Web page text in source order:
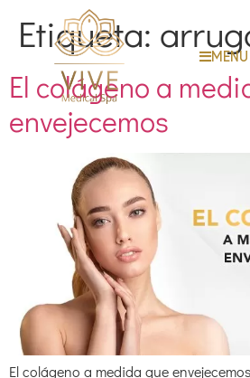
MENU
Etiqueta:
El colágeno a
envejecemos
El colágeno a medida que